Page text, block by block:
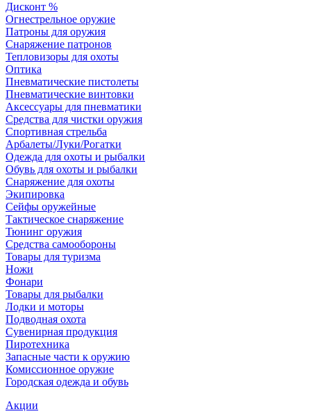
Дисконт %
Огнестрельное оружие
Патроны для оружия
Снаряжение патронов
Тепловизоры для охоты
Оптика
Пневматические пистолеты
Пневматические винтовки
Аксессуары для пневматики
Средства для чистки оружия
Спортивная стрельба
Арбалеты/Луки/Рогатки
Одежда для охоты и рыбалки
Обувь для охоты и рыбалки
Снаряжение для охоты
Экипировка
Сейфы оружейные
Тактическое снаряжение
Тюнинг оружия
Средства самообороны
Товары для туризма
Ножи
Фонари
Товары для рыбалки
Лодки и моторы
Подводная охота
Сувенирная продукция
Пиротехника
Запасные части к оружию
Комиссионное оружие
Городская одежда и обувь
Акции